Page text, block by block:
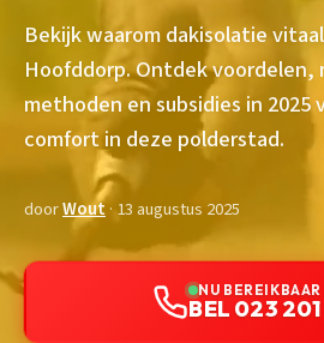
Bekijk waarom dakisolatie
Hoofddorp. Ontdek voordelen,
methoden en subsidies in 2025
comfort in deze polderstad.
doorWout· 13 augustus 2025
NU BEREIKBAAR
BEL 023